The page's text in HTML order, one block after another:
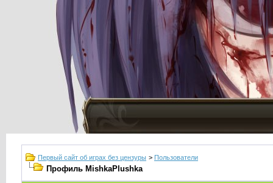
Первый сайт об играх без цензуры > Пользователи
Профиль MishkaPlushka